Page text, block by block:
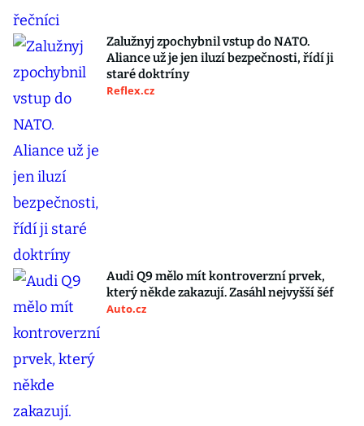
Zalužnyj zpochybnil vstup do NATO.
Aliance už je jen iluzí bezpečnosti, řídí ji
staré doktríny
Reflex.cz
Audi Q9 mělo mít kontroverzní prvek,
který někde zakazují. Zasáhl nejvyšší šéf
Auto.cz